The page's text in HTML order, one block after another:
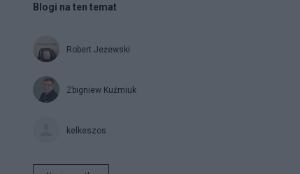
Blogi na ten temat
Robert Jeżewski
Zbigniew Kuźmiuk
kelkeszos